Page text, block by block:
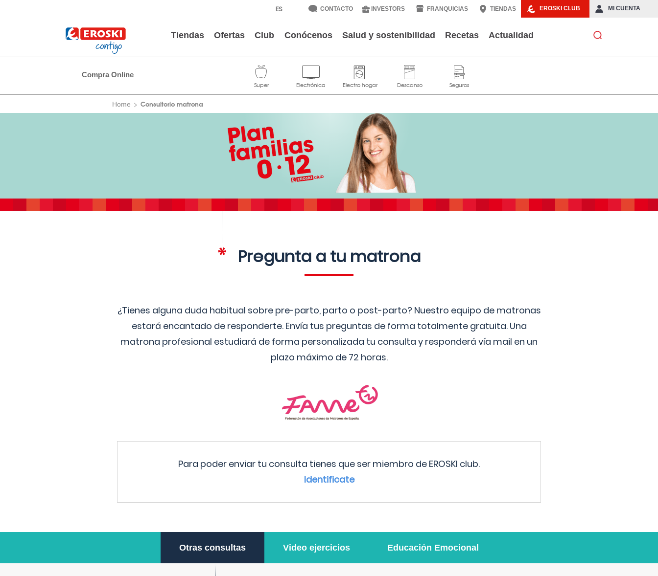
EROSKI CLUB MI CUENTA
CONTACTO INVESTORS FRANQUICIAS TIENDAS
Tiendas Ofertas Club Conócenos Salud y sostenibilidad Recetas Actualidad
Compra Online
Home Consultorio matrona
Pregunta a tu matrona
¿Tienes alguna duda habitual sobre pre-parto, parto o post-parto? Nuestro equipo de matronas
estará encantado de responderte. Envía tus preguntas de forma totalmente gratuita. Una
matrona profesional estudiará de forma personalizada tu consulta y responderá vía mail en un
plazo máximo de 72 horas.
Para poder enviar tu consulta tienes que ser miembro de EROSKI club.
Identificate
Otras consultas Video ejercicios Educación Emocional